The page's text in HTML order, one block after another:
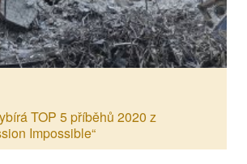
TOP 5 příběhů 2020 z
Impossible“